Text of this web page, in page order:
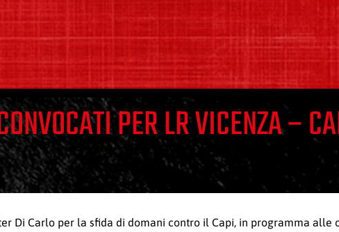
PER LR VICENZA –
Di Carlo per la sfida di domani contro il Capi, in programma alle